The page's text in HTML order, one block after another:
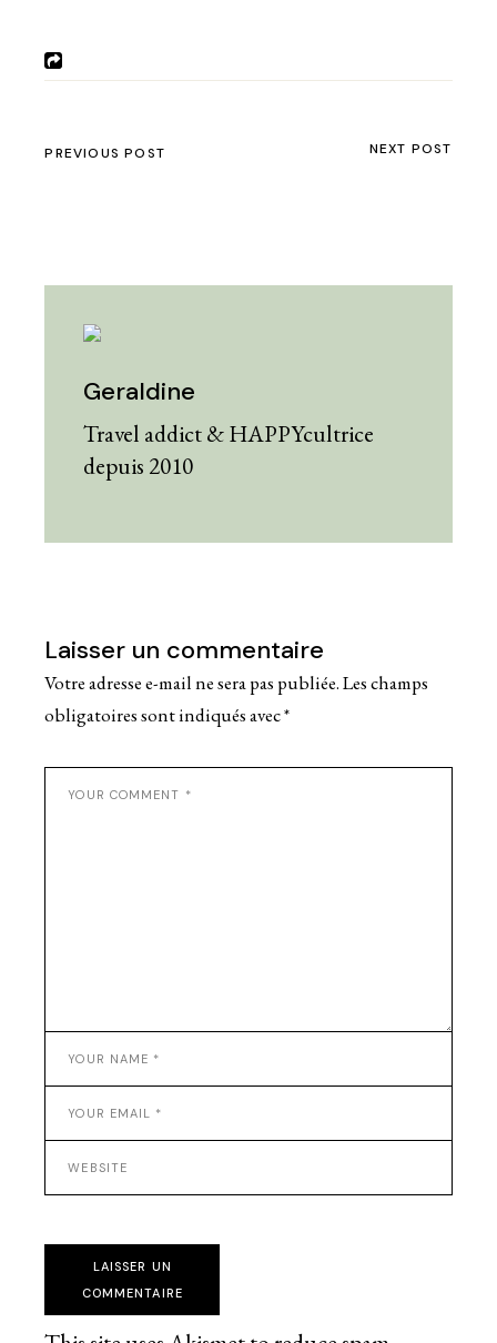
PREVIOUS POST NEXT POST
Geraldine
Travel addict & HAPPYcultrice
depuis 2010
Laisser un commentaire
Votre adresse e-mail ne sera pas publiée.Les champs
obligatoires sont indiqués avec*
LAISSER UN
COMMENTAIRE